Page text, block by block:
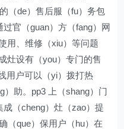
（de）售后服（fu）务包
官（guan）方（fang）网
用、维修（xiu）等问题
灶设有（you）专门的售
用户可以（yi）拨打热
）助。pp3 上（shang）门
成（cheng）灶（zao）提
（que）保用户（hu）在